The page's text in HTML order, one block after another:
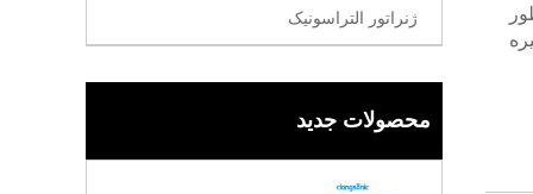
ژنراتور التراسونیک
محصولات جدید